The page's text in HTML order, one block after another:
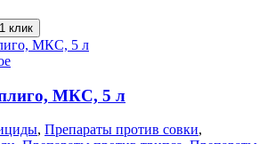
клик
МКС, 5 л
, Препараты против совки,